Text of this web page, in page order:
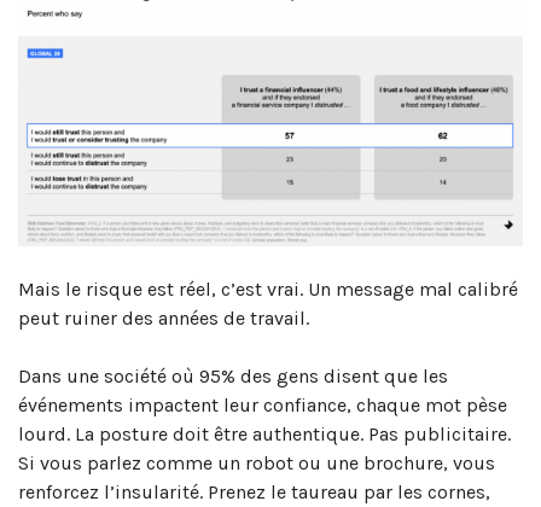
Mais le risque est réel, c’est vrai. Un message mal calibré
peut ruiner des années de travail.
Dans une société où 95% des gens disent que les
événements impactent leur confiance, chaque mot pèse
lourd. La posture doit être authentique. Pas publicitaire.
Si vous parlez comme un robot ou une brochure, vous
renforcez l’insularité. Prenez le taureau par les cornes,